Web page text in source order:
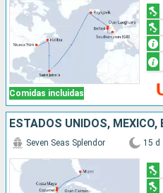
Comidas incluidas
Seven Seas Splendor 15 d